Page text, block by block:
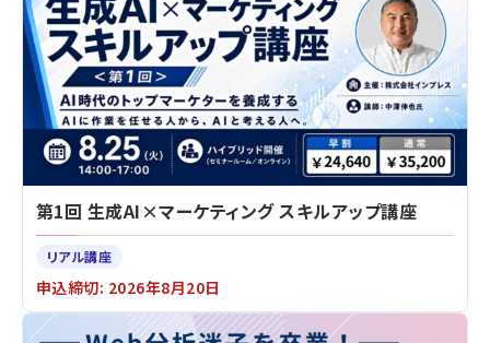
第1回 生成AI×マーケティング スキルアップ講座
リアル講座
申込締切: 2026年8月20日